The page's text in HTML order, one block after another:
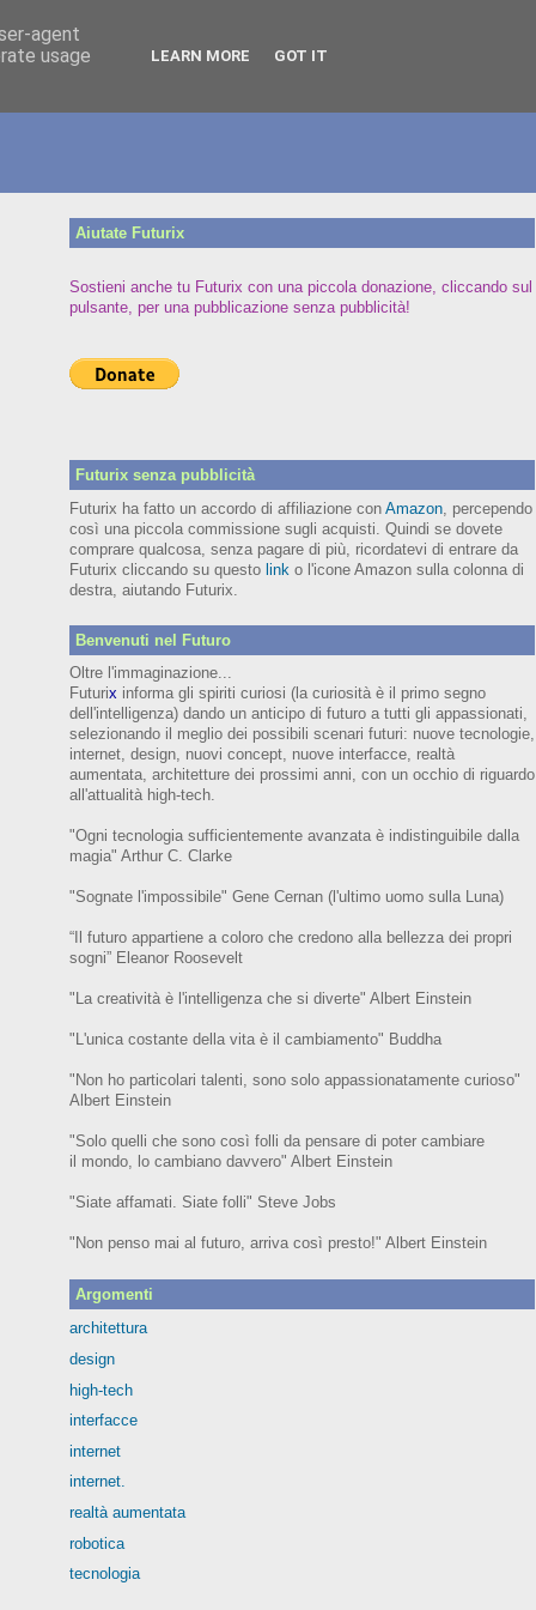
Aiutate Futurix
Sostieni anche tu Futurix con una piccola donazione, cliccando sul
pulsante, per una pubblicazione senza pubblicità!
Futurix senza pubblicità
Futurix ha fatto un accordo di affiliazione con Amazon, percependo
così una piccola commissione sugli acquisti. Quindi se dovete
comprare qualcosa, senza pagare di più, ricordatevi di entrare da
Futurix cliccando su questo link o l'icone Amazon sulla colonna di
destra, aiutando Futurix.
Benvenuti nel Futuro
Oltre l'immaginazione...
Futurix informa gli spiriti curiosi (la curiosità è il primo segno
dell'intelligenza)dando un anticipo di futuroa tutti gli appassionati,
selezionando il meglio dei possibili scenari futuri: nuove tecnologie,
internet, design, nuovi concept, nuove interfacce, realtà
aumentata, architetture dei prossimi anni, con un occhio di riguardo
all'attualità high-tech.
"Ogni tecnologia sufficientemente avanzata è indistinguibile dalla
magia" Arthur C. Clarke
"Sognate l'impossibile" Gene Cernan (l'ultimo uomo sulla Luna)
“Il futuro appartiene a coloro che credono alla bellezza dei propri
sogni” EleanorRoosevelt
"La creatività è l'intelligenza che si diverte" Albert Einstein
"L'unica costante della vita è il cambiamento" Buddha
"Non ho particolari talenti, sono solo appassionatamente curioso"
Albert Einstein
"Solo quelli che sono così folli da pensare di poter cambiare
il mondo, lo cambiano davvero" Albert Einstein
"Siate affamati. Siate folli" Steve Jobs
"Non penso mai al futuro, arriva così presto!" Albert Einstein
Argomenti
architettura
design
high-tech
interfacce
internet
internet.
realtà aumentata
robotica
tecnologia
agent
usage
LEARN MORE GOT IT